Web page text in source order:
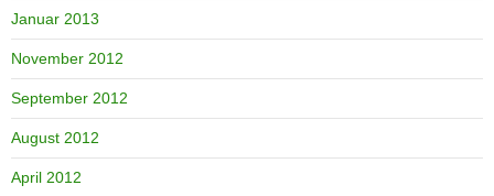
Januar 2013
November 2012
September 2012
August 2012
April 2012